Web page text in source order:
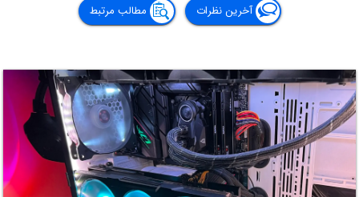
آخرین نظرات مطالب مرتبط